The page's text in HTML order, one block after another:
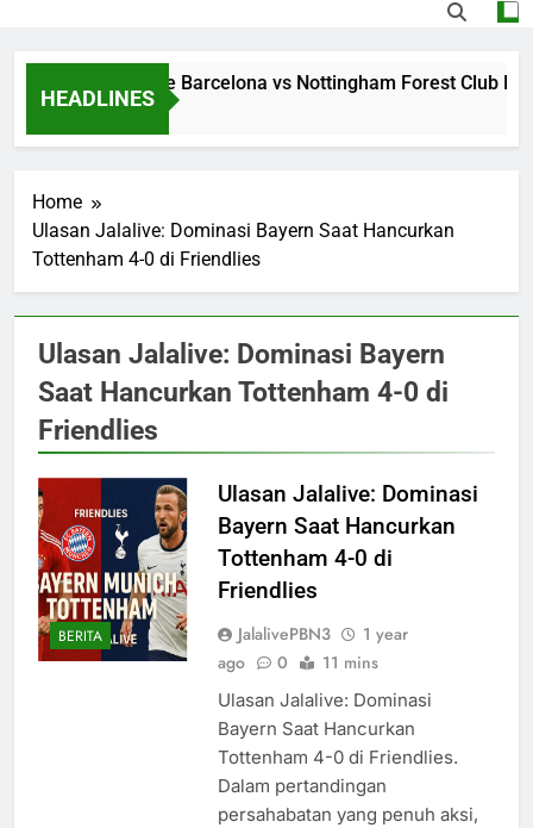
HEADLINES
Streaming Jalalive Barcelona vs Nottingham Forest Club
22 Hours Ago
Home
Ulasan Jalalive: Dominasi Bayern Saat Hancurkan
Tottenham 4-0 di Friendlies
Ulasan Jalalive: Dominasi Bayern
Saat Hancurkan Tottenham 4-0 di
Friendlies
BERITA
Ulasan Jalalive: Dominasi
Bayern Saat Hancurkan
Tottenham 4-0 di
Friendlies
JalalivePBN3
1 year
ago
0 11 mins
Ulasan Jalalive: Dominasi
Bayern Saat Hancurkan
Tottenham 4-0 di Friendlies.
Dalam pertandingan
persahabatan yang penuh aksi,